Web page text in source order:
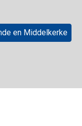
en Middelkerke